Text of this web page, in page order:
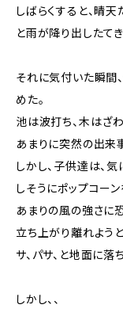
しばらくすると、晴
と雨が降り出したてき
それに気付いた瞬間
めた。
池は波打ち、木はざ
あまりに突然の出来
しかし、子供達は、
しそうにポップコー
あまりの風の強さに
立ち上がり離れよう
サ、パサ、と地面に落
しかし、、